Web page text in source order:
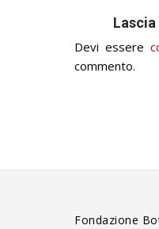
Devi essere
commento.
Fondazione